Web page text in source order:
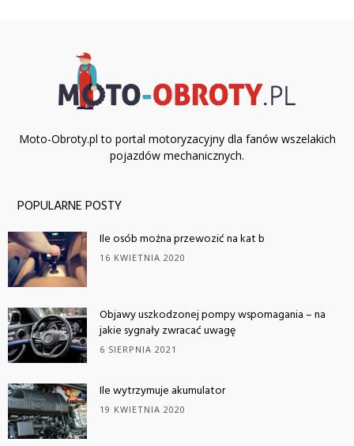
Moto-Obroty.pl to portal motoryzacyjny dla fanów wszelakich
pojazdów mechanicznych.
POPULARNE POSTY
Ile osób można przewozić na kat b
16 KWIETNIA 2020
Objawy uszkodzonej pompy wspomagania – na
jakie sygnały zwracać uwagę
6 SIERPNIA 2021
Ile wytrzymuje akumulator
19 KWIETNIA 2020